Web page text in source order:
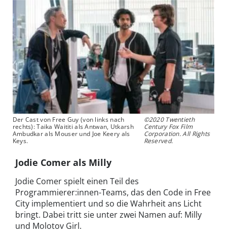
Der Cast von Free Guy (von links nach
rechts): Taika Waititi als Antwan, Utkarsh
Ambudkar als Mouser und Joe Keery als
Keys.
©2020 Twentieth
Century Fox Film
Corporation. All Rights
Reserved.
Jodie Comer als Milly
Jodie Comer spielt einen Teil des
Programmierer:innen-Teams, das den Code in Free
City implementiert und so die Wahrheit ans Licht
bringt. Dabei tritt sie unter zwei Namen auf: Milly
und Molotov Girl.